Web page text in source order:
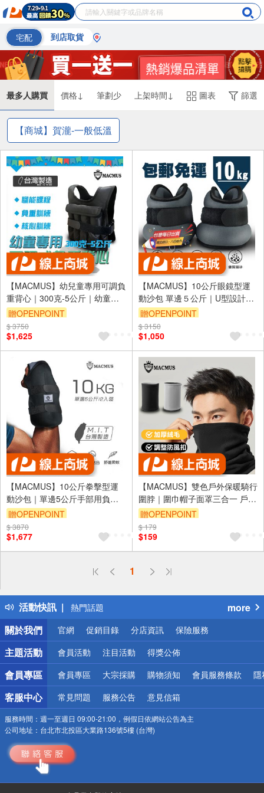
宅配 到店取貨
最多人購買 價格↓ 筆劃少 上架時間↓ 圖表 篩選
【商城】賀瀧-一般低溫
【MACMUS】幼兒童專用可調負
重背心｜300克-5公斤｜幼童職
能衣 兒童職能衣 負重衣 負重訓
練 職能發展 平衡訓練(裸包出貨)
贈OPENPOINT
$ 3750
$1,625
【MACMUS】10公斤眼鏡型運
動沙包 單邊５公斤｜U型設計負
重沙袋｜負重沙包｜適合慢跑、
健走、復健｜可綁手、腳、腿(裸
包出貨)
贈OPENPOINT
$ 3150
$1,050
【MACMUS】10公斤拳擊型運
動沙包｜單邊5公斤手部用負重
沙袋｜適合拳擊、散打、自由博
擊等運動
贈OPENPOINT
$ 3870
$1,677
【MACMUS】雙色戶外保暖騎行
圍脖｜圍巾帽子面罩三合一 戶外
登山保暖脖圍毛帽 騎行脖圍面罩
冬季滑雪保暖配件
贈OPENPOINT
$ 179
$159
1
活動快訊
偏遠地區配送
得獎公告
熱門話題
銀行優惠
偏遠地區配送
詐騙網頁！請小心！
more
關於我們
官網 促銷目錄 分店資訊 保險服務
主題活動 會員活動 注目活動 得獎公佈
會員專區 會員專區 大宗採購 購物須知 會員服務條款 隱
客服中心 常見問題 服務公告 意見信箱
服務時間： 週一至週日 09:00-21:00，例假日依網站公告為主
公司地址： 台北市北投區大業路136號5樓 (台灣)